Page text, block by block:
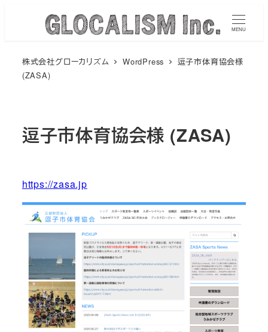
MENU
株式会社グローカリズム WordPress
逗子市体育協会様
(ZASA)
逗子市体育協会様 (ZASA)
https://zasa.jp